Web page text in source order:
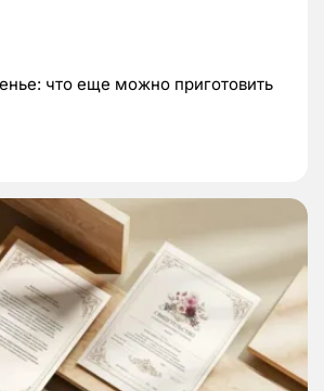
что еще можно приготовить